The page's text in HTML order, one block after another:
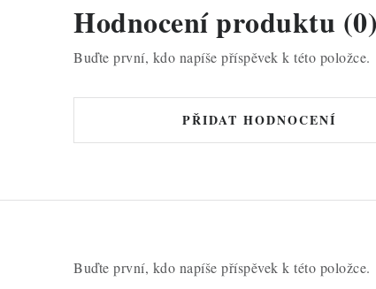
Hodnocení produktu (0)
Buďte první, kdo napíše příspěvek k této položce.
PŘIDAT HODNOCENÍ
Buďte první, kdo napíše příspěvek k této položce.